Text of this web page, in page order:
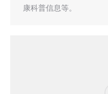
康科普信息等。